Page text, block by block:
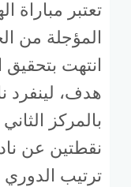
تعتبر مباراة
المؤجلة من
انتهت بتحقيق
هدف، لينفرد
نقطتين عن
ترتيب الدوري